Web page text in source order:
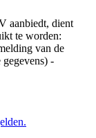
aanbiedt, dient
te worden:
van de
gegevens) -